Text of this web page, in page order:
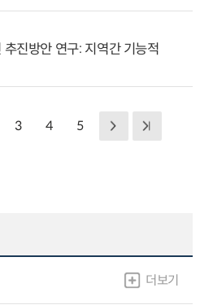
진방안 연구: 지역간 기능적
3 4 5
더보기